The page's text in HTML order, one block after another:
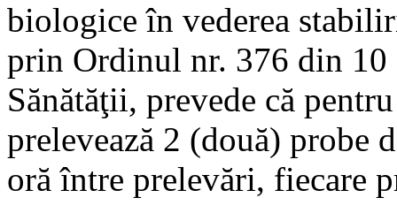
biologice în vederea
prin Ordinul nr. 376 din
Sănătăţii, prevede că
prelevează 2 (două) probe
oră între prelevări, fiecare